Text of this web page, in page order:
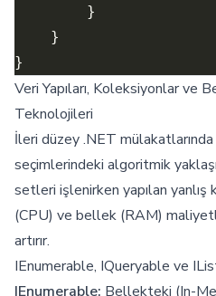
Veri Yapıları, Koleksiyonlar ve
Teknolojileri
İleri düzey .NET mülakatlarında
seçimlerindeki algoritmik
setleri işlenirken yapılan
(CPU) ve bellek (RAM)
artırır.
IEnumerable, IQueryable ve
IEnumerable: Bellekteki (In-